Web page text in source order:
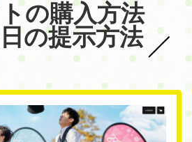
の購入方法
の提示方法